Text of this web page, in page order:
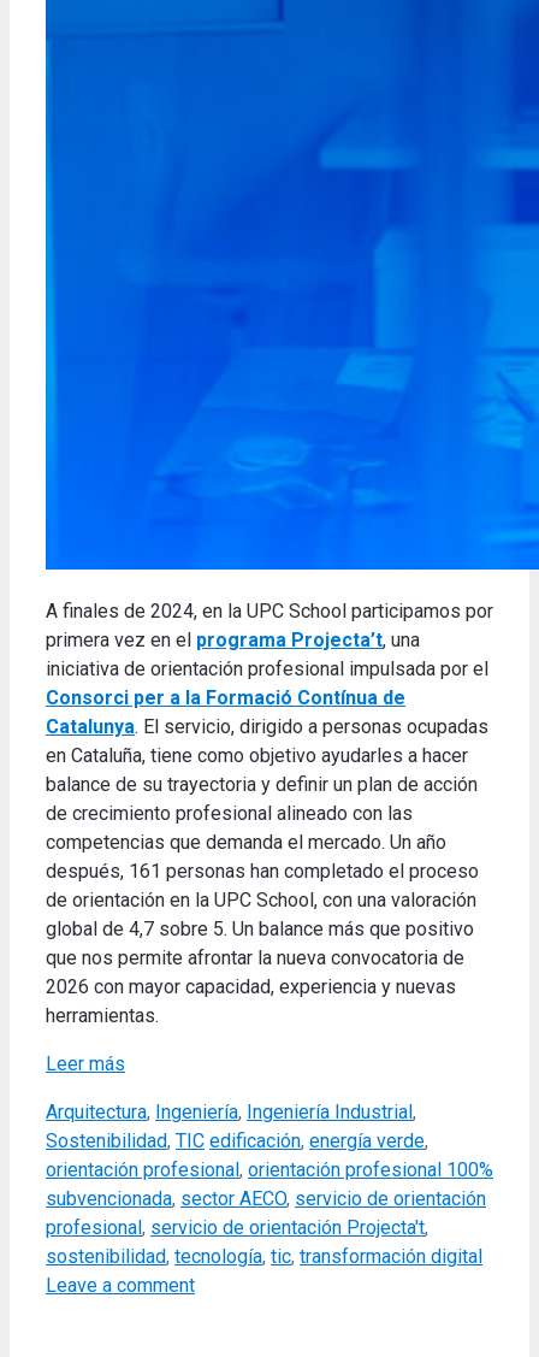
A finales de 2024, en la UPC School participamos por
primera vez en el programa Projecta’t, una
iniciativa de orientación profesional impulsada por el
Consorci per a la Formació Contínua de
Catalunya. El servicio, dirigido a personas ocupadas
en Cataluña, tiene como objetivo ayudarles a hacer
balance de su trayectoria y definir un plan de acción
de crecimiento profesional alineado con las
competencias que demanda el mercado. Un año
después, 161 personas han completado el proceso
de orientación en la UPC School, con una valoración
global de 4,7 sobre 5. Un balance más que positivo
que nos permite afrontar la nueva convocatoria de
2026 con mayor capacidad, experiencia y nuevas
herramientas.
Leer más
Categories
Arquitectura, Ingeniería, Ingeniería Industrial ,
Sostenibilidad, TIC Tags
edificación, energía verde,
orientación profesional , orientación profesional 100%
subvencionada, sector AECO, servicio de orientación
profesional , servicio de orientación Projecta't,
sostenibilidad, tecnología, tic, transformación digital
Leave a comment